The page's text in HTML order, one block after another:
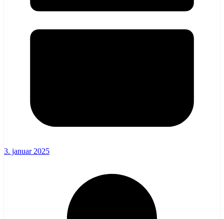
3. januar 2025